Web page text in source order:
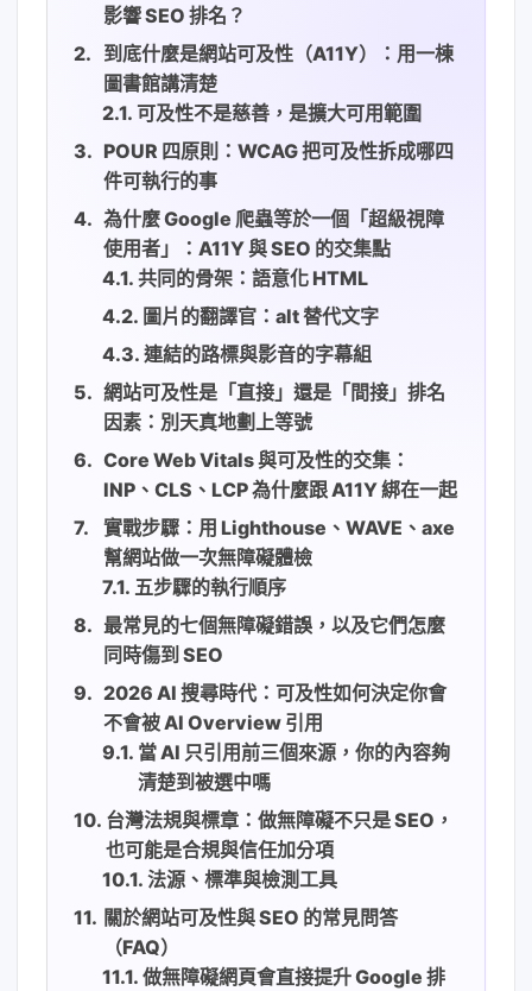
影響 SEO 排名？
到底什麼是網站可及性（A11Y）：用一棟
圖書館講清楚
可及性不是慈善，是擴大可用範圍
POUR 四原則：WCAG 把可及性拆成哪四
件可執行的事
為什麼 Google 爬蟲等於一個「超級視障
使用者」：A11Y 與 SEO 的交集點
共同的骨架：語意化 HTML
圖片的翻譯官：alt 替代文字
連結的路標與影音的字幕組
網站可及性是「直接」還是「間接」排名
因素：別天真地劃上等號
Core Web Vitals 與可及性的交集：
INP、CLS、LCP 為什麼跟 A11Y 綁在一起
實戰步驟：用 Lighthouse、WAVE、axe
幫網站做一次無障礙體檢
五步驟的執行順序
最常見的七個無障礙錯誤，以及它們怎麼
同時傷到 SEO
2026 AI 搜尋時代：可及性如何決定你會
不會被 AI Overview 引用
當 AI 只引用前三個來源，你的內容夠
清楚到被選中嗎
台灣法規與標章：做無障礙不只是 SEO，
也可能是合規與信任加分項
法源、標準與檢測工具
關於網站可及性與 SEO 的常見問答
（FAQ）
做無障礙網頁會直接提升 Google 排